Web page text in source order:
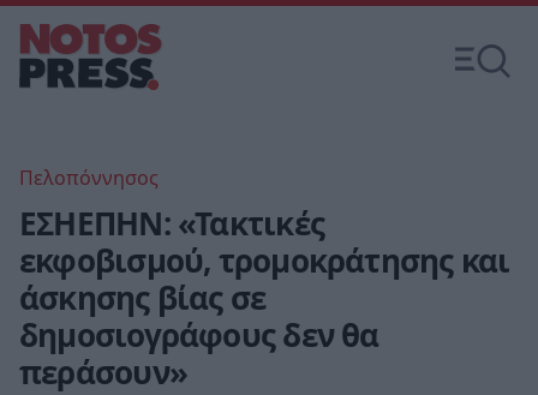
Πελοπόννησος
ΕΣΗΕΠΗΝ: «Τακτικές
εκφοβισμού, τρομοκράτησης και
άσκησης βίας σε
δημοσιογράφους δεν θα
περάσουν»